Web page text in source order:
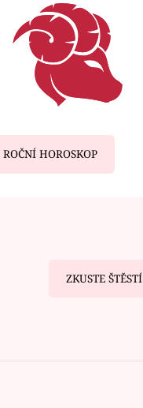
ROČNÍ HOROSKOP
ZKUSTE ŠTĚSTÍ